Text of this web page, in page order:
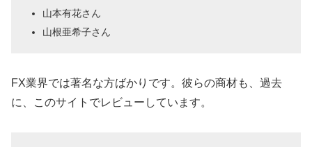
山本有花さん
山根亜希子さん
FX業界では著名な方ばかりです。彼らの商材も、過去
に、このサイトでレビューしています。